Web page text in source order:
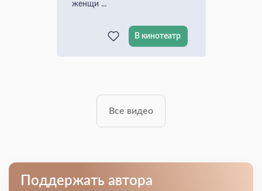
женщи ...
В кинотеатр
Все видео
Поддержать автора